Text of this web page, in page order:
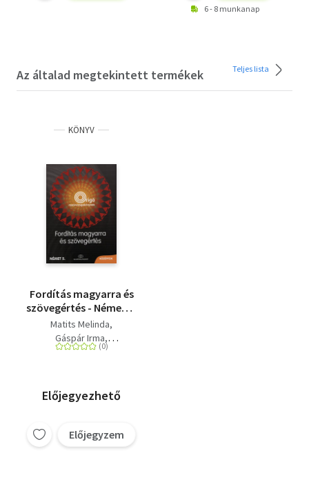
6 - 8 munkanap
Az általad megtekintett termékek Teljes lista
KÖNYV
Fordítás magyarra és
szövegértés - Német 5.
- Középfok
Matits Melinda
Gáspár Irma
Sz. Egerszegi Erzsébet
Előjegyezhető
Előjegyzem